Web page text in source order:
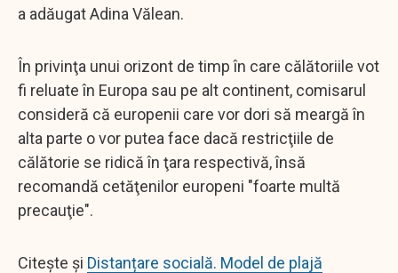
a adăugat Adina Vălean.
În privinţa unui orizont de timp în care călătoriile vot
fi reluate în Europa sau pe alt continent, comisarul
consideră că europenii care vor dori să meargă în
alta parte o vor putea face dacă restricţiile de
călătorie se ridică în ţara respectivă, însă
recomandă cetăţenilor europeni "foarte multă
precauţie".
Citește și Distanțare socială. Model de plajă